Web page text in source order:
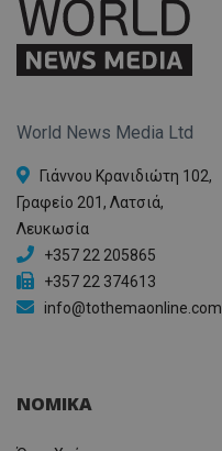
World News Media Ltd
Γιάννου Κρανιδιώτη 102,
Γραφείο 201, Λατσιά,
Λευκωσία
+357 22 205865
+357 22 374613
info@tothemaonline.com
ΝΟΜΙΚΑ